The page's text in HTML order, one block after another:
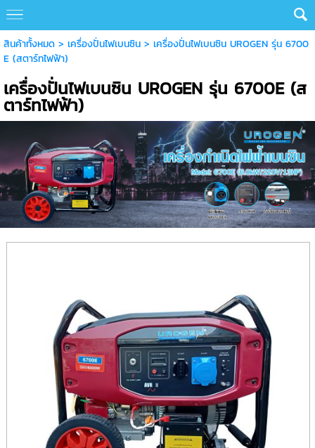
สินค้าทั้งหมด> เครื่องปั่นไฟเบนซิน> เครื่องปั่นไฟเบนซิน UROGEN รุ่น 6700
E (สตาร์ทไฟฟ้า)
เครื่องปั่นไฟเบนซิน UROGEN รุ่น 6700E (ส
ตาร์ทไฟฟ้า)